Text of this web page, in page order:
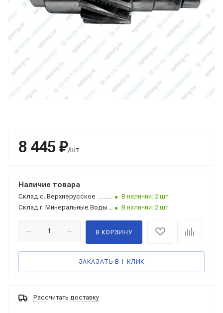
8 445 ₽/шт
Наличие товара
Склад с. Верхнерусское
В наличии: 2 шт
Склад г. Минеральные Воды В наличии: 2 шт
В КОРЗИНУ
ЗАКАЗАТЬ В 1 КЛИК
Рассчитать доставку